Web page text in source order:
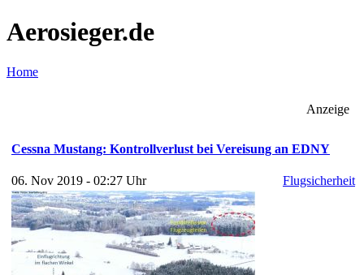
Aerosieger.de
Home
Anzeige
Cessna Mustang: Kontrollverlust bei Vereisung an EDNY
06. Nov 2019 - 02:27 Uhr Flugsicherheit